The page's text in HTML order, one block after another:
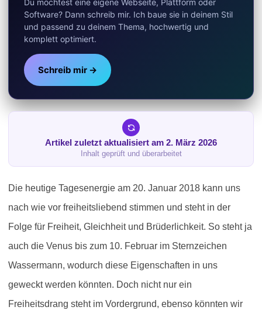
Software? Dann schreib mir. Ich baue sie in deinem Stil
und passend zu deinem Thema, hochwertig und
komplett optimiert.
Schreib mir →
Artikel zuletzt aktualisiert am 2. März 2026
Inhalt geprüft und überarbeitet
Die heutige Tagesenergie am 20. Januar 2018 kann uns
nach wie vor freiheitsliebend stimmen und steht in der
Folge für Freiheit, Gleichheit und Brüderlichkeit. So steht ja
auch die Venus bis zum 10. Februar im Sternzeichen
Wassermann, wodurch diese Eigenschaften in uns
geweckt werden könnten. Doch nicht nur ein
Freiheitsdrang steht im Vordergrund, ebenso könnten wir